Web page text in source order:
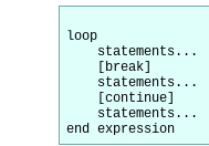
loop
    statements...
    [break]
    statements...
    [continue]
    statements...